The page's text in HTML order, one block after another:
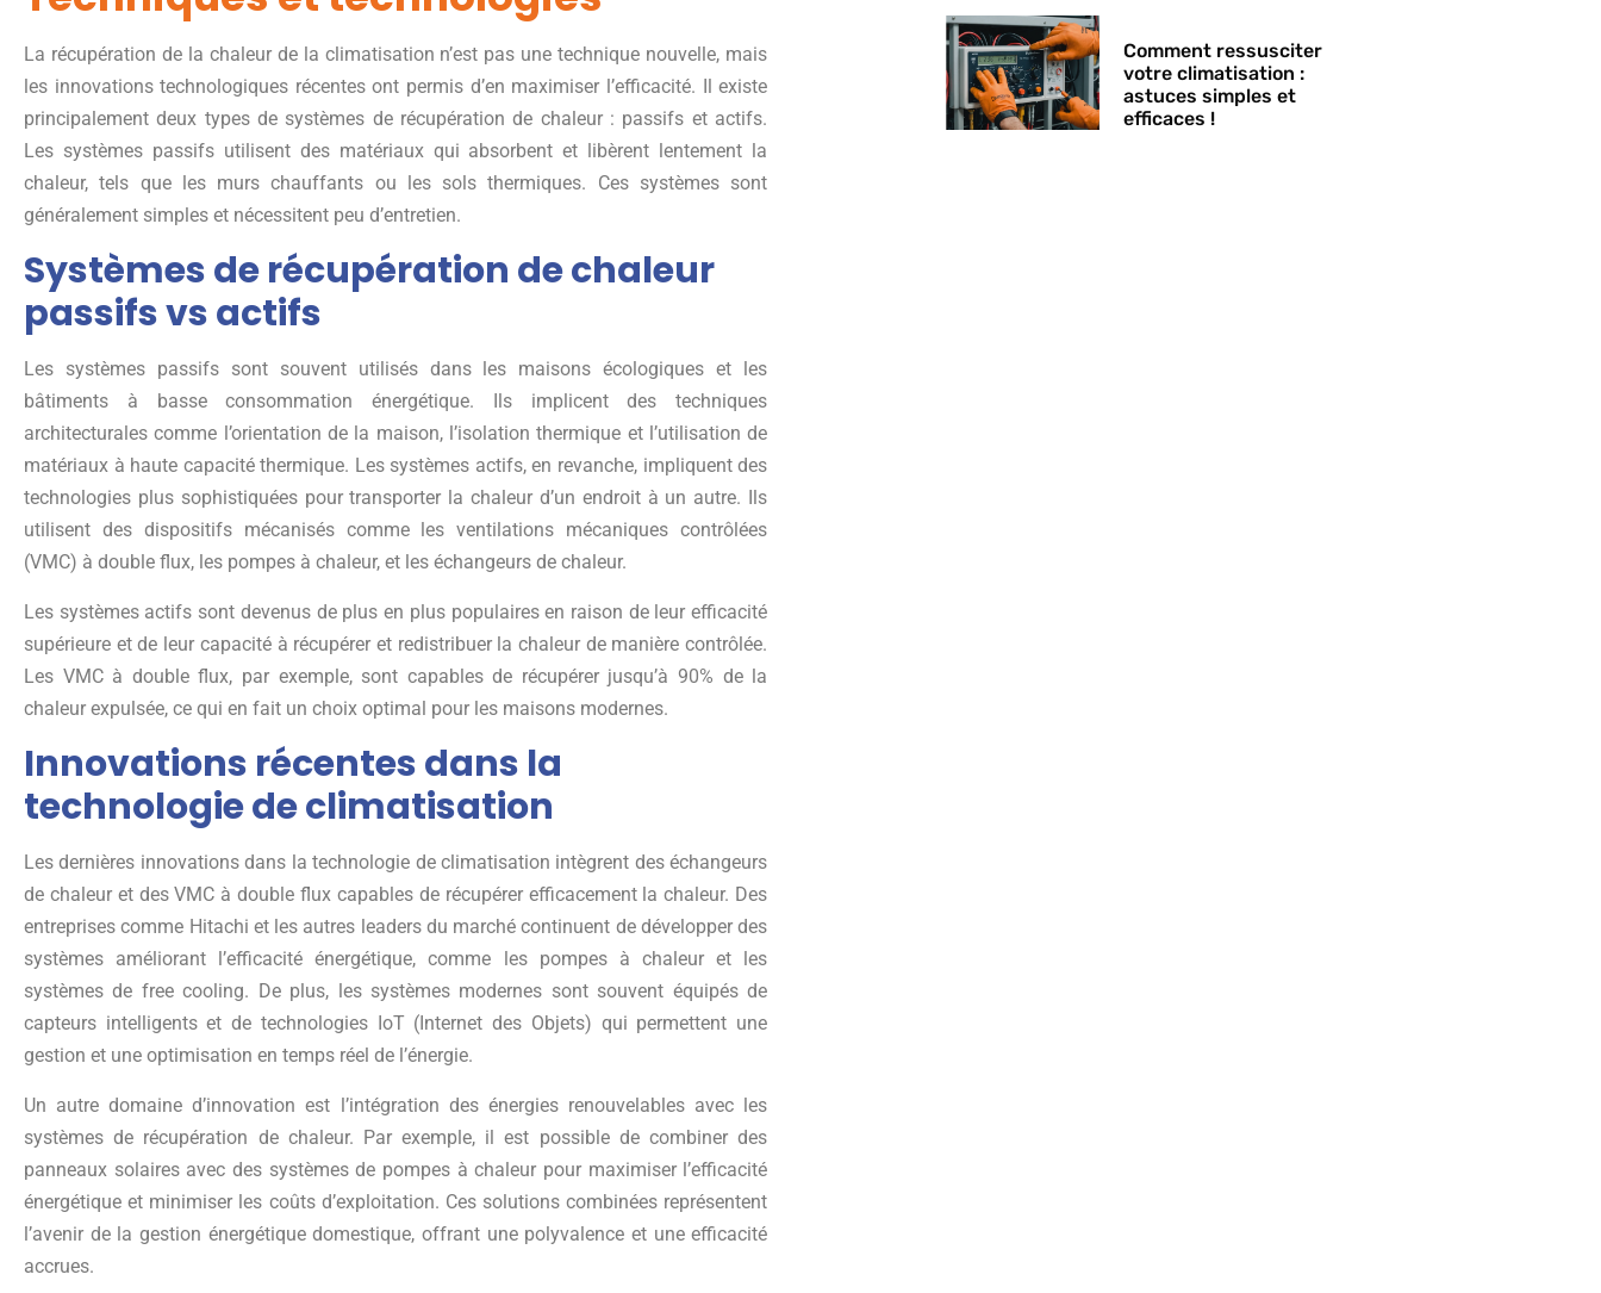
La récupération de la chaleur de la climatisation n’est pas une technique nouvelle, mais
les innovations technologiques récentes ont permis d’en maximiser l’efficacité. Il existe
principalement deux types de systèmes de récupération de chaleur : passifs et actifs.
Les systèmes passifs utilisent des matériaux qui absorbent et libèrent lentement la
chaleur, tels que les murs chauffants ou les sols thermiques. Ces systèmes sont
généralement simples et nécessitent peu d’entretien.
Systèmes de récupération de chaleur
passifs vs actifs
Les systèmes passifs sont souvent utilisés dans les maisons écologiques et les
bâtiments à basse consommation énergétique. Ils implicent des techniques
architecturales comme l’orientation de la maison, l’isolation thermique et l’utilisation de
matériaux à haute capacité thermique. Les systèmes actifs, en revanche, impliquent des
technologies plus sophistiquées pour transporter la chaleur d’un endroit à un autre. Ils
utilisent des dispositifs mécanisés comme les ventilations mécaniques contrôlées
(VMC) à double flux, les pompes à chaleur, et les échangeurs de chaleur.
Les systèmes actifs sont devenus de plus en plus populaires en raison de leur efficacité
supérieure et de leur capacité à récupérer et redistribuer la chaleur de manière contrôlée.
Les VMC à double flux, par exemple, sont capables de récupérer jusqu’à 90% de la
chaleur expulsée, ce qui en fait un choix optimal pour les maisons modernes.
Innovations récentes dans la
technologie de climatisation
Les dernières innovations dans la technologie de climatisation intègrent des échangeurs
de chaleur et des VMC à double flux capables de récupérer efficacement la chaleur. Des
entreprises comme Hitachi et les autres leaders du marché continuent de développer des
systèmes améliorant l’efficacité énergétique, comme les pompes à chaleur et les
systèmes de free cooling. De plus, les systèmes modernes sont souvent équipés de
capteurs intelligents et de technologies IoT (Internet des Objets) qui permettent une
gestion et une optimisation en temps réel de l’énergie.
Un autre domaine d’innovation est l’intégration des énergies renouvelables avec les
systèmes de récupération de chaleur. Par exemple, il est possible de combiner des
panneaux solaires avec des systèmes de pompes à chaleur pour maximiser l’efficacité
énergétique et minimiser les coûts d’exploitation. Ces solutions combinées représentent
l’avenir de la gestion énergétique domestique, offrant une polyvalence et une efficacité
accrues.
Comment ressusciter
votre climatisation :
astuces simples et
efficaces !